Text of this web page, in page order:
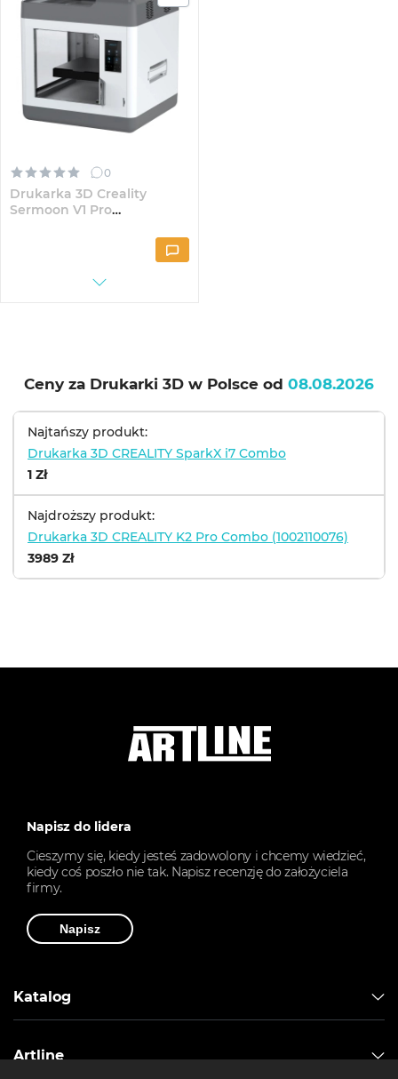
0
Drukarka 3D Creality
Sermoon V1 Pro
Ceny za Drukarki 3D w Polsce od 08.08.2026
Najtańszy produkt:
Drukarka 3D CREALITY SparkX i7 Combo
1 Zł
Najdroższy produkt:
Drukarka 3D CREALITY K2 Pro Combo (1002110076)
3989 Zł
Napisz do lidera
Cieszymy się, kiedy jesteś zadowolony i chcemy wiedzieć,
kiedy coś poszło nie tak. Napisz recenzję do założyciela
firmy.
Napisz
Katalog
Artline